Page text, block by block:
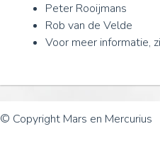
Peter
Rob van de
Voor meer informatie,
© Copyright Mars en Mercurius